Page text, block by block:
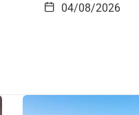
04/08/2026